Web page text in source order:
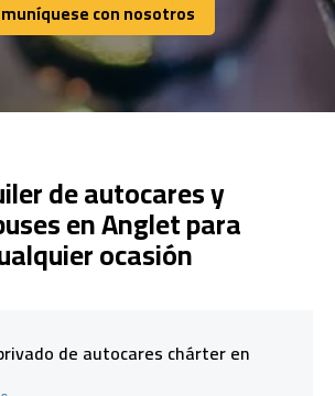
con nosotros
con nosotros
de autocares y
en Anglet para
ocasión
de autocares chárter en